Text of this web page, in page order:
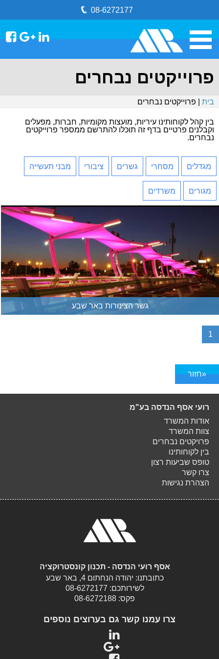
08-6272177
פרוייקטים נבחרים
בית | פרוייקטים נבחרים
בין קהל לקוחותינו עיריות, מועצות מקומיות, חברות, מפעלים
וקבלנים פרטיים בדף זה תוכלו להתרשם ממספר פרוייקטים
נבחרים.
מגדלים מסחרי גשרים ציבורי מבני תעשייה
מגורים משרדים
גשר הצינורות באר שבע
1
«חזור
רועי אסף הנדסה בע"מ
אודות המשרד
צוות המשרד
פרויקטים נבחרים
בין לקוחותינו
טופס שביעות רצון
צרו קשר
הצהרת נגישות
אסף רועי הנדסה - תכנון קונסטרוקציה
כתובתנו: יהודה הנחתום 4, באר שבע
לשירותכם: 08-6272177
פקס: 08-6272188
צרו עמנו קשר גם בערוצים נוספים